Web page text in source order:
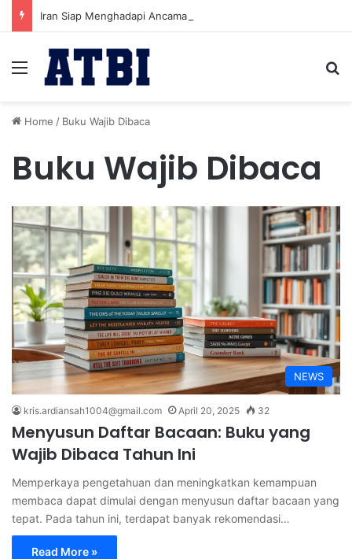
Menu
Home / Buku Wajib Dibaca
Buku Wajib Dibaca
NEWS
kris.ardiansah1004@gmail.com April 20, 2025 32
Menyusun Daftar Bacaan: Buku yang
Wajib Dibaca Tahun Ini
Memperkaya pengetahuan dan meningkatkan kemampuan
membaca dapat dimulai dengan menyusun daftar bacaan yang
tepat. Pada tahun ini, terdapat banyak rekomendasi…
Read More »